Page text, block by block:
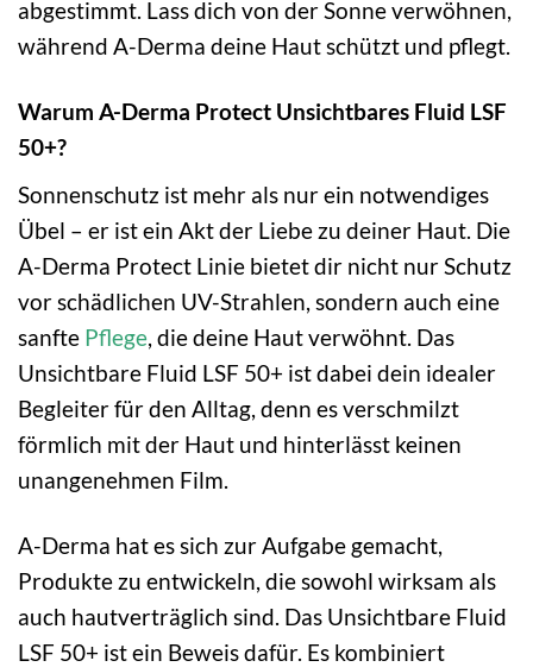
abgestimmt. Lass dich von der Sonne verwöhnen,
während A-Derma deine Haut schützt und pflegt.
Warum A-Derma Protect Unsichtbares Fluid LSF
50+?
Sonnenschutz ist mehr als nur ein notwendiges
Übel – er ist ein Akt der Liebe zu deiner Haut. Die
A-Derma Protect Linie bietet dir nicht nur Schutz
vor schädlichen UV-Strahlen, sondern auch eine
sanfte Pflege , die deine Haut verwöhnt. Das
Unsichtbare Fluid LSF 50+ ist dabei dein idealer
Begleiter für den Alltag, denn es verschmilzt
förmlich mit der Haut und hinterlässt keinen
unangenehmen Film.
A-Derma hat es sich zur Aufgabe gemacht,
Produkte zu entwickeln, die sowohl wirksam als
auch hautverträglich sind. Das Unsichtbare Fluid
LSF 50+ ist ein Beweis dafür. Es kombiniert